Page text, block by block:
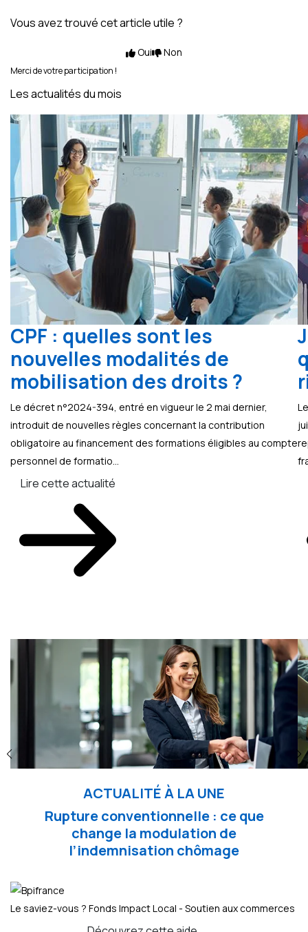
Vous avez trouvé cet article utile ?
Oui Non
Merci de votre participation !
Les actualités du mois
CPF : quelles sont les
nouvelles modalités de
mobilisation des droits ?
Le décret n°2024-394, entré en vigueur le 2 mai dernier,
introduit de nouvelles règles concernant la contribution
obligatoire au financement des formations éligibles au compte
personnel de formatio...
Lire cette actualité
ACTUALITÉ À LA UNE
Rupture conventionnelle : ce que
change la modulation de
l’indemnisation chômage
Le saviez-vous ? Fonds Impact Local - Soutien aux commerces